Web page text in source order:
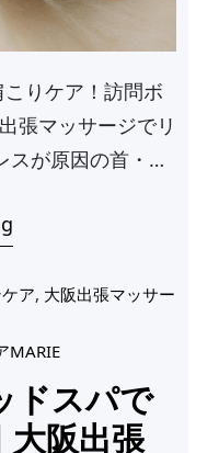
りケア！訪問ボ
張マッサージでリ
が原因の首・肩
ア 大阪出張マッサー
MARIE
ドスパで
大阪出張